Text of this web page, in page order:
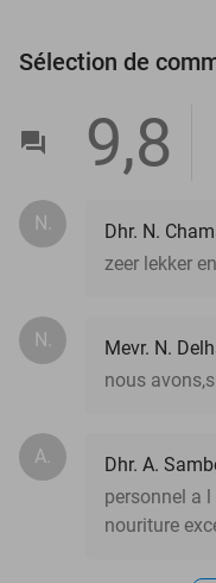
Sélection de
9,8
N.
Dhr. N.
zeer lekker
N.
Mevr. N.
nous
A.
Dhr. A.
personnel a
nouriture